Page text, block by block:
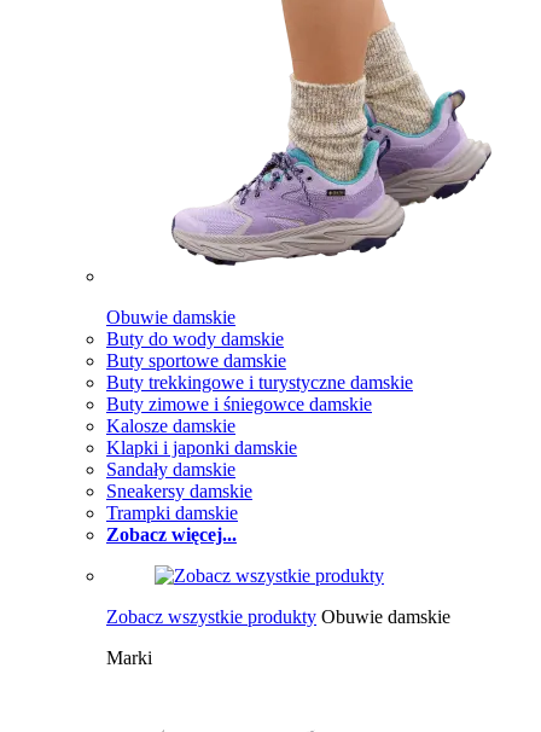
Obuwie damskie
Buty do wody damskie
Buty sportowe damskie
Buty trekkingowe i turystyczne damskie
Buty zimowe i śniegowce damskie
Kalosze damskie
Klapki i japonki damskie
Sandały damskie
Sneakersy damskie
Trampki damskie
Zobacz więcej...
Zobacz wszystkie produkty Obuwie damskie
Marki